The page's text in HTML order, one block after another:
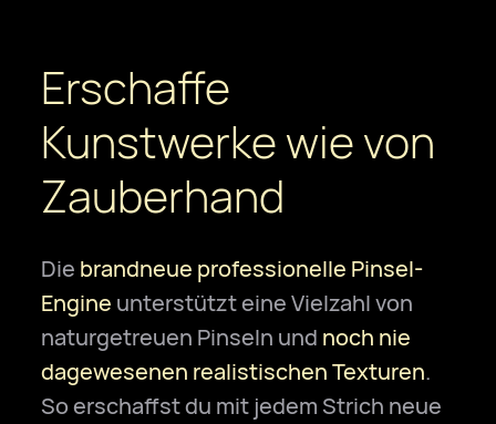
Erschaffe
Kunstwerke wie von
Zauberhand
Die brandneue professionelle Pinsel-
Engine unterstützt eine Vielzahl von
naturgetreuen Pinseln und noch nie
dagewesenen realistischen Texturen.
So erschaffst du mit jedem Strich neue